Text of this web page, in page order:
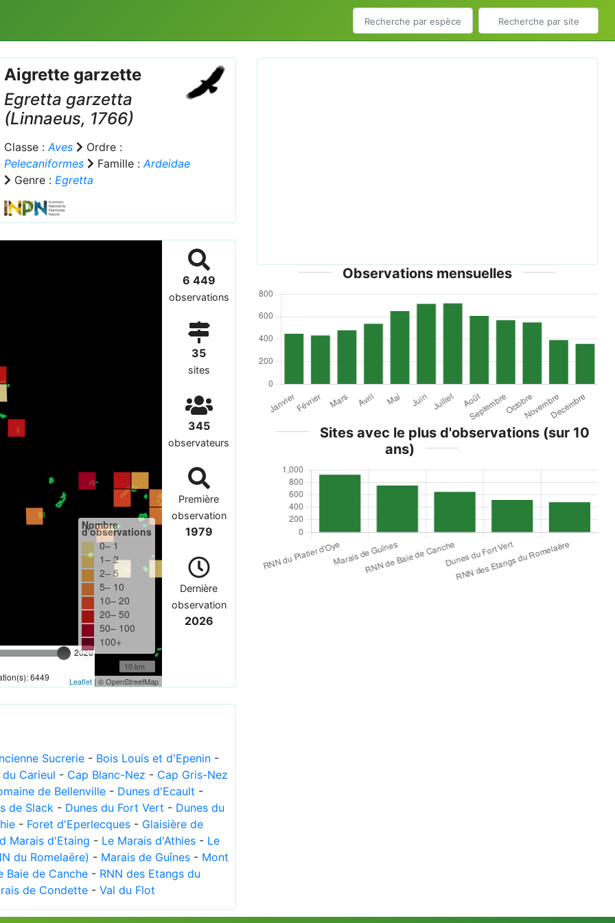
Aigrette garzette
Egretta garzetta
(Linnaeus, 1766)
Classe :Aves
Ordre :
Pelecaniformes
Famille :Ardeidae
Genre : Egretta
2026
6449
Nombre
d'observations
0– 1
1– 2
2– 5
5– 10
10– 20
20– 50
50– 100
100+
10 km
Leaflet| © OpenStreetMap
6 449
observations
35
sites
345
observateurs
Première
observation
1979
Dernière
observation
2026
Sucrerie - Bois Louis et d'Epenin -
du Carieul - Cap Blanc-Nez - Cap Gris-Nez
de Bellenville - Dunes d'Ecault -
de Slack - Dunes du Fort Vert - Dunes du
- Foret d'Eperlecques - Glaisière de
Marais d'Etaing - Le Marais d'Athies - Le
du Romelaëre) - Marais de Guînes - Mont
Baie de Canche - RNN des Etangs du
de Condette - Val du Flot
Observations mensuelles
Sites avec le plus d'observations (sur 10
ans)